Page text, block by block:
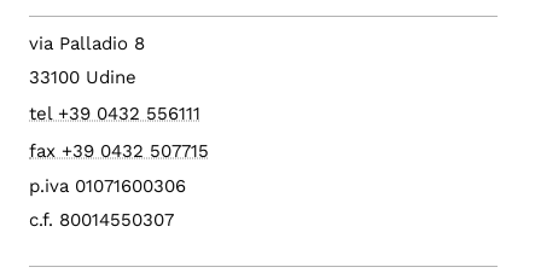
via Palladio 8
33100 Udine
tel +39 0432 556111
fax +39 0432 507715
p.iva 01071600306
c.f. 80014550307